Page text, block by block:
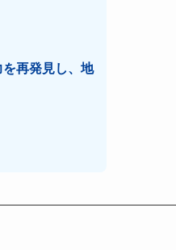
再発見し、地